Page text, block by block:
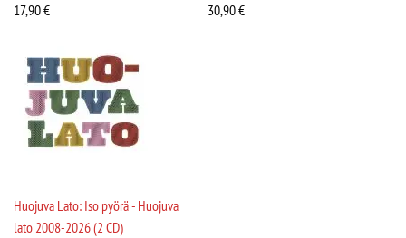
17,90€
30,90€
Huojuva Lato: Iso pyörä - Huojuva
lato 2008-2026 (2 CD)